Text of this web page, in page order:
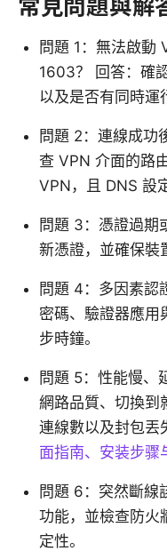
常見問題與解
問題 1：無法啟動
1603？ 回答：確
以及是否有同時運
問題 2：連線成功
查 VPN 介面的路
VPN，且 DNS 設
問題 3：憑證過期
新憑證，並確保裝
問題 4：多因素認
密碼、驗證器應用
步時鐘。
問題 5：性能慢、
網路品質、切換到
連線數以及封包丟
面指南、安装步骤
問題 6：突然斷線
功能，並檢查防火
定性。